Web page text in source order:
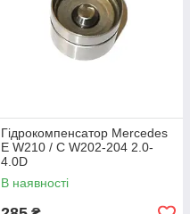
Гідрокомпенсатор Mercedes
E W210 / C W202-204 2.0-
4.0D
В наявності